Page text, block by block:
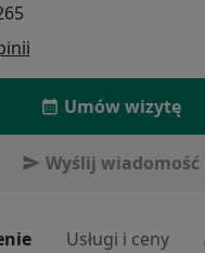
Umów wizytę
Wyślij wiadomość
Usługi i ceny